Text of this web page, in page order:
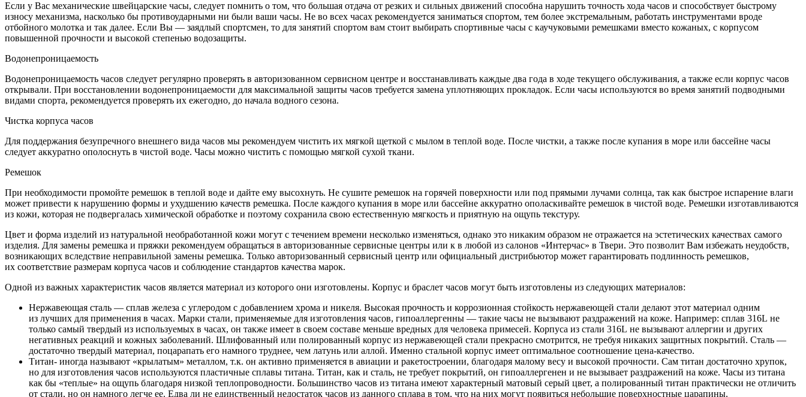
Если у Вас механические швейцарские часы, следует помнить о том, что большая отдача от резких и сильных движений способна нарушить точность хода часов и способствует быстрому
износу механизма, насколько бы противоударными ни были ваши часы. Не во всех часах рекомендуется заниматься спортом, тем более экстремальным, работать инструментами вроде
отбойного молотка и так далее. Если Вы — заядлый спортсмен, то для занятий спортом вам стоит выбирать спортивные часы с каучуковыми ремешками вместо кожаных, с корпусом
повышенной прочности и высокой степенью водозащиты.
Водонепроницаемость
Водонепроницаемость часов следует регулярно проверять в авторизованном сервисном центре и восстанавливать каждые два года в ходе текущего обслуживания, а также если корпус часов
открывали. При восстановлении водонепроницаемости для максимальной защиты часов требуется замена уплотняющих прокладок. Если часы используются во время занятий подводными
видами спорта, рекомендуется проверять их ежегодно, до начала водного сезона.
Чистка корпуса часов
Для поддержания безупречного внешнего вида часов мы рекомендуем чистить их мягкой щеткой с мылом в теплой воде. После чистки, а также после купания в море или бассейне часы
следует аккуратно ополоснуть в чистой воде. Часы можно чистить с помощью мягкой сухой ткани.
Ремешок
При необходимости промойте ремешок в теплой воде и дайте ему высохнуть. Не сушите ремешок на горячей поверхности или под прямыми лучами солнца, так как быстрое испарение влаги
может привести к нарушению формы и ухудшению качеств ремешка. После каждого купания в море или бассейне аккуратно ополаскивайте ремешок в чистой воде. Ремешки изготавливаются
из кожи, которая не подвергалась химической обработке и поэтому сохранила свою естественную мягкость и приятную на ощупь текстуру.
Цвет и форма изделий из натуральной необработанной кожи могут с течением времени несколько изменяться, однако это никаким образом не отражается на эстетических качествах самого
изделия. Для замены ремешка и пряжки рекомендуем обращаться в авторизованные сервисные центры или к в любой из салонов «Интерчас» в Твери. Это позволит Вам избежать неудобств,
возникающих вследствие неправильной замены ремешка. Только авторизованный сервисный центр или официальный дистрибьютор может гарантировать подлинность ремешков,
их соответствие размерам корпуса часов и соблюдение стандартов качества марок.
Одной из важных характеристик часов является материал из которого они изготовлены. Корпус и браслет часов могут быть изготовлены из следующих материалов:
Нержавеющая сталь — сплав железа с углеродом с добавлением хрома и никеля. Высокая прочность и коррозионная стойкость нержавеющей стали делают этот материал одним
из лучших для применения в часах. Марки стали, применяемые для изготовления часов, гипоаллергенны — такие часы не вызывают раздражений на коже. Например: сплав 316L не
только самый твердый из используемых в часах, он также имеет в своем составе меньше вредных для человека примесей. Корпуса из стали 316L не вызывают аллергии и других
негативных реакций и кожных заболеваний. Шлифованный или полированный корпус из нержавеющей стали прекрасно смотрится, не требуя никаких защитных покрытий. Сталь —
достаточно твердый материал, поцарапать его намного труднее, чем латунь или аллой. Именно стальной корпус имеет оптимальное соотношение цена-качество.
Титан- иногда называют «крылатым» металлом, т.к. он активно применяется в авиации и ракетостроении, благодаря малому весу и высокой прочности. Сам титан достаточно хрупок,
но для изготовления часов используются пластичные сплавы титана. Титан, как и сталь, не требует покрытий, он гипоаллергенен и не вызывает раздражений на коже. Часы из титана
как бы «теплые» на ощупь благодаря низкой теплопроводности. Большинство часов из титана имеют характерный матовый серый цвет, а полированный титан практически не отличить
от стали, но он намного легче ее. Едва ли не единственный недостаток часов из данного сплава в том, что на них могут появиться небольшие поверхностные царапины.